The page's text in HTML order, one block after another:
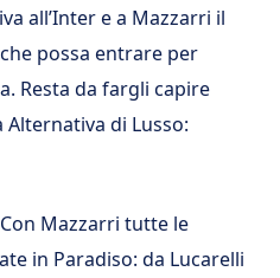
all’Inter e a Mazzarri il
possa entrare per
Resta da fargli capire
di Lusso:
Mazzarri tutte le
in Paradiso: da Lucarelli